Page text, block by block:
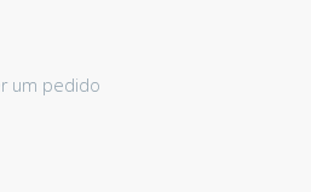
um pedido